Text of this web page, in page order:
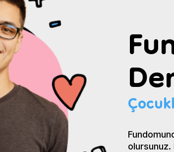
olursunuz.